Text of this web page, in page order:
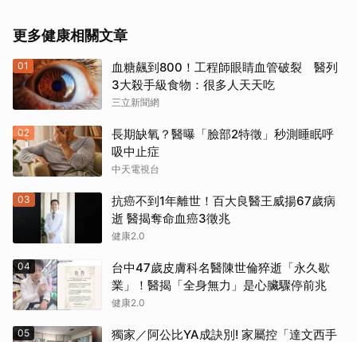
更多健康相關文章
01
血糖飆到800！工程師眼睛血管破裂 醫列
3大殺手級食物：很多人天天吃
三立新聞網
02
長期缺氧？醫曝「臉部2特徵」秒測睡眠呼
吸中止症
中天電視台
03
抗癌不到1年離世！百大良醫王威揚67歲病
逝 醫揭奪命血癌3徵兆
健康2.0
04
台中47歲皮膚科名醫陳世倫猝逝「永久歇
業」！醫揭「全身無力」是心臟驟停前兆
健康2.0
05
獨家／阿公比YA成訣別! 家屬控「達文西手